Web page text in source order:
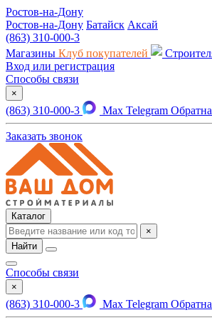
Ростов-на-Дону
Ростов-на-Дону Батайск Аксай
(863) 310-000-3
Магазины Клуб покупателей
Вход или регистрация
Способы связи
×
(863) 310-000-3 Max Telegram
Заказать звонок
Каталог
×
Найти
Способы связи
×
(863) 310-000-3 Max Telegram